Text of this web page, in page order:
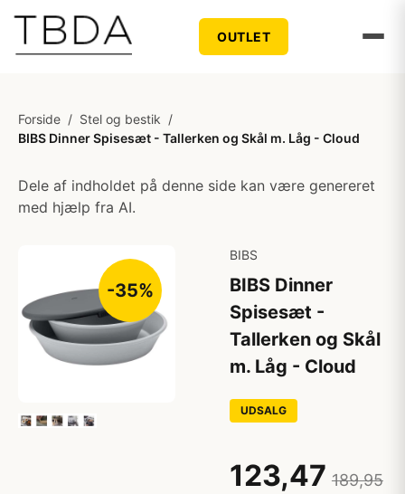
OUTLET
Forside / Stel og bestik /
BIBS Dinner Spisesæt - Tallerken og Skål m. Låg - Cloud
Dele af indholdet på denne side kan være genereret
med hjælp fra AI.
-35%
BIBS
BIBS Dinner
Spisesæt -
Tallerken og Skål
m. Låg - Cloud
UDSALG
123,47 189,95